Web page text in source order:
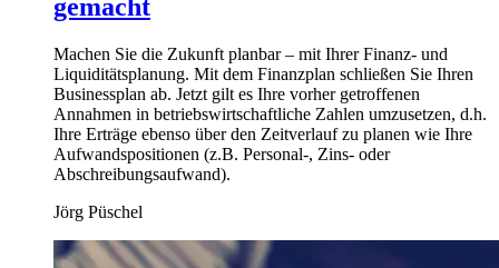
gemacht
Machen Sie die Zukunft planbar – mit Ihrer Finanz- und
Liquiditätsplanung. Mit dem Finanzplan schließen Sie Ihren
Businessplan ab. Jetzt gilt es Ihre vorher getroffenen
Annahmen in betriebswirtschaftliche Zahlen umzusetzen, d.h.
Ihre Erträge ebenso über den Zeitverlauf zu planen wie Ihre
Aufwandspositionen (z.B. Personal-, Zins- oder
Abschreibungsaufwand).
Jörg Püschel